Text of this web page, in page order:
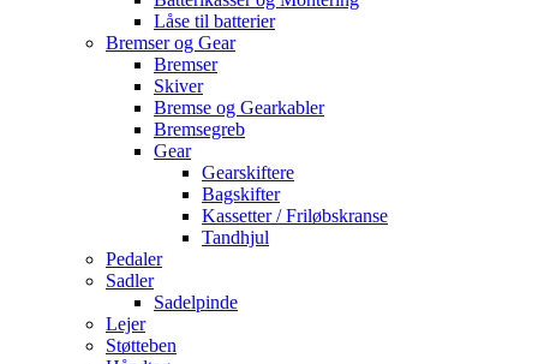
Låse til batterier
Bremser og Gear
Bremser
Skiver
Bremse og Gearkabler
Bremsegreb
Gear
Gearskiftere
Bagskifter
Kassetter / Friløbskranse
Tandhjul
Pedaler
Sadler
Sadelpinde
Lejer
Støtteben